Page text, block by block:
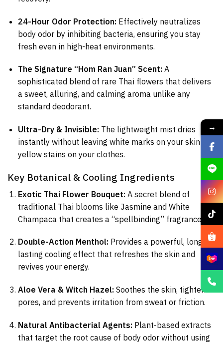
24-Hour Odor Protection: Effectively neutralizes
body odor by inhibiting bacteria, ensuring you stay
fresh even in high-heat environments.
The Signature “Hom Ran Juan” Scent: A
sophisticated blend of rare Thai flowers that delivers
a sweet, alluring, and calming aroma unlike any
standard deodorant.
Ultra-Dry & Invisible: The lightweight mist dries
instantly without leaving white marks on your skin or
yellow stains on your clothes.
Key Botanical & Cooling Ingredients
Exotic Thai Flower Bouquet: A secret blend of
traditional Thai blooms like Jasmine and White
Champaca that creates a “spellbinding” fragrance.
Double-Action Menthol: Provides a powerful, long-
lasting cooling effect that refreshes the skin and
revives your energy.
Aloe Vera & Witch Hazel: Soothes the skin, tightens
pores, and prevents irritation from sweat or friction.
Natural Antibacterial Agents: Plant-based extracts
that target the root cause of body odor without using
→